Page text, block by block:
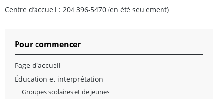
Centre d’accueil : 204 396-5470 (en été seulement)
Pour commencer
Page d'accueil
Éducation et interprétation
Groupes scolaires et de jeunes